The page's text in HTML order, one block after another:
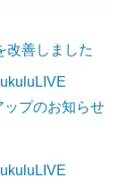
改善しました
ップのお知らせ